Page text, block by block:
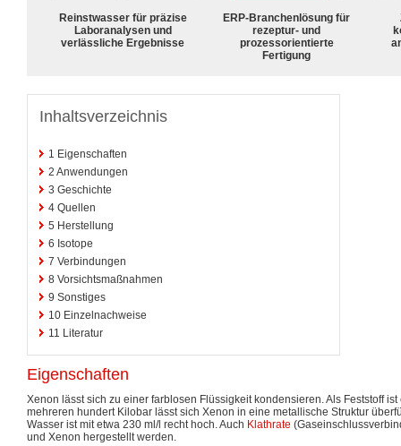
Reinstwasser für präzise
Laboranalysen und
verlässliche Ergebnisse
ERP-Branchenlösung für
rezeptur- und
prozessorientierte
Fertigung
Inhaltsverzeichnis
1 Eigenschaften
2 Anwendungen
3 Geschichte
4 Quellen
5 Herstellung
6 Isotope
7 Verbindungen
8 Vorsichtsmaßnahmen
9 Sonstiges
10 Einzelnachweise
11 Literatur
Eigenschaften
Xenon lässt sich zu einer farblosen Flüssigkeit kondensieren. Als Feststoff
mehreren hundert Kilobar lässt sich Xenon in eine metallische Struktur
Wasser ist mit etwa 230 ml/l recht hoch. Auch Klathrate
und Xenon hergestellt werden.